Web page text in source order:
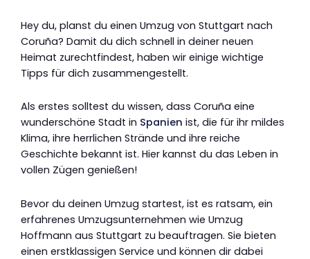
Hey du, planst du einen Umzug von Stuttgart nach
Coruña? Damit du dich schnell in deiner neuen
Heimat zurechtfindest, haben wir einige wichtige
Tipps für dich zusammengestellt.
Als erstes solltest du wissen, dass Coruña eine
wunderschöne Stadt in Spanien ist, die für ihr mildes
Klima, ihre herrlichen Strände und ihre reiche
Geschichte bekannt ist. Hier kannst du das Leben in
vollen Zügen genießen!
Bevor du deinen Umzug startest, ist es ratsam, ein
erfahrenes Umzugsunternehmen wie Umzug
Hoffmann aus Stuttgart zu beauftragen. Sie bieten
einen erstklassigen Service und können dir dabei